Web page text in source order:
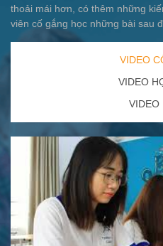
thoải mái hơn, có thêm những
viên cố gắng học những bài sau
VIDEO
VIDEO
VIDEO